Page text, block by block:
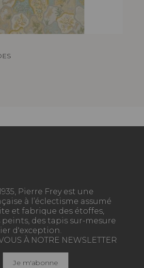
Pierre Frey est une
à l’éclectisme assumé
et fabrique des étoffes,
des tapis sur-mesure
d'exception.
À NOTRE NEWSLETTER
Je m'abonne